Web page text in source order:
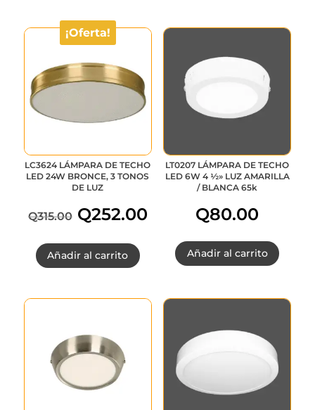
¡Oferta!
LC3624 LÁMPARA DE TECHO
LED 24W BRONCE, 3 TONOS
DE LUZ
Q315.00
precio
original
era:
Q315.00.
Q252.00
precio
actual
Q252.00.
Añadir al carrito
LT0207 LÁMPARA DE TECHO
LED 6W 4 ½» LUZ AMARILLA
/ BLANCA 65k
Q80.00
Añadir al carrito